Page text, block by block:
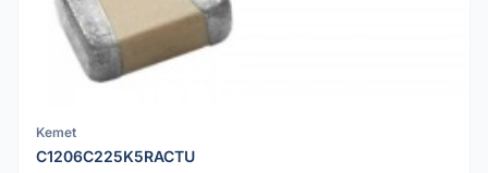
Kemet
C1206C225K5RACTU